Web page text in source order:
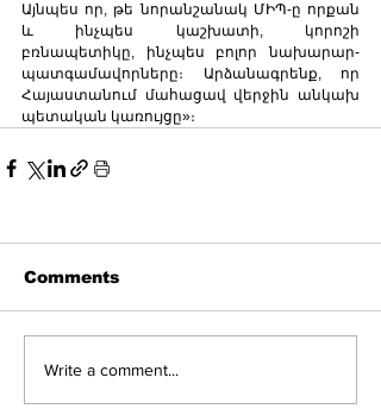
Այնպես որ, թե նորանշանակ ՄԻՊ-ը որքան
և ինչպես կաշխատի, կորոշի
բռնապետիկը, ինչպես բոլոր նախարար-
պատգամավորները։ Արձանագրենք, որ
Հայաստանում մահացավ վերջին անկախ
պետական կառույցը»։
Comments
Write a comment...